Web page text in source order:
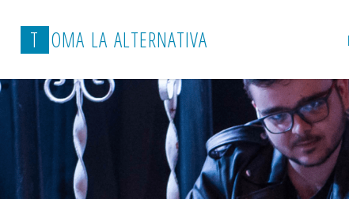
T OMA LA ALTERNATIVA